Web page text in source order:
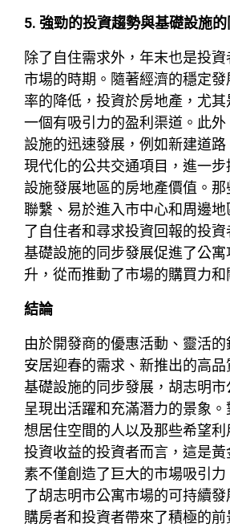
5. 強勁的投資趨勢與基礎設施
除了自住需求外，年末也是投
市場的時期。隨著經濟的穩定發
率的降低，投資於房地產，尤
一個有吸引力的盈利渠道。此
設施的迅速發展，例如新建道
現代化的公共交通項目，進一
設施發展地區的房地產價值。
聯繫、易於進入市中心和周邊
了自住者和尋求投資回報的投資
基礎設施的同步發展促進了公
升，從而推動了市場的購買力和
結論
由於開發商的優惠活動、靈活的
安居迎春的需求、新推出的高
基礎設施的同步發展，胡志明
呈現出活躍和充滿潛力的景象
想居住空間的人以及那些希望
投資收益的投資者而言，這是黃
素不僅創造了巨大的市場吸引
了胡志明市公寓市場的可持續
購房者和投資者帶來了積極的前